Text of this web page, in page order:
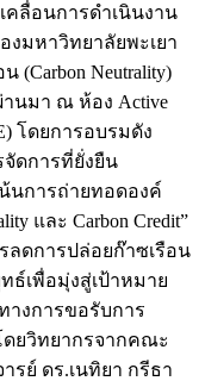
คลื่อนการดำเนินงาน
งมหาวิทยาลัยพะเยา
(Carbon Neutrality)
านมา ณ ห้อง Active
โดยการอบรมดัง
ดการที่ยั่งยืน
นการถ่ายทอดองค์
และ Carbon Credit”
ลดการปล่อยก๊าซเรือน
ธ์เพื่อมุ่งสู่เป้าหมาย
างการขอรับการ
ดยวิทยากรจากคณะ
รย์ ดร.เนทิยา กรีธา